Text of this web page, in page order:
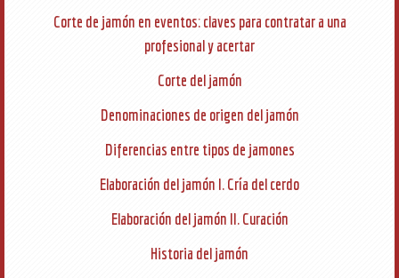
Corte de jamón en eventos: claves para contratar a una
profesional y acertar
Corte del jamón
Denominaciones de origen del jamón
Diferencias entre tipos de jamones
Elaboración del jamón I. Cría del cerdo
Elaboración del jamón II. Curación
Historia del jamón